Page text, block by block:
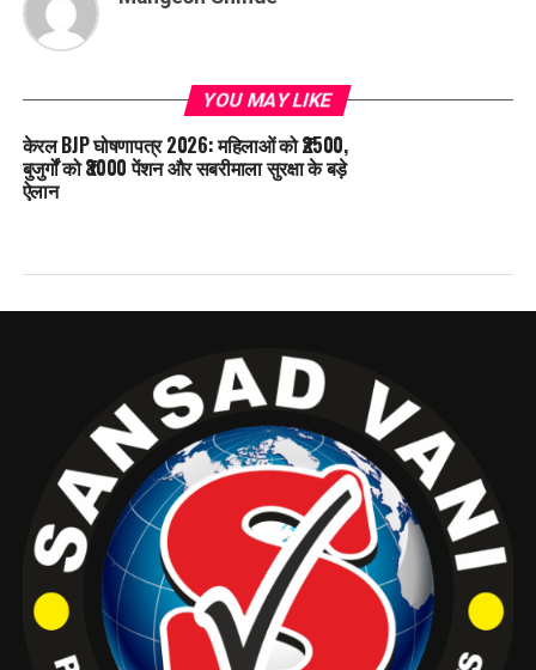
YOU MAY LIKE
केरल BJP घोषणापत्र 2026: महिलाओं को ₹2500,
बुजुर्गों को ₹3000 पेंशन और सबरीमाला सुरक्षा के बड़े
ऐलान